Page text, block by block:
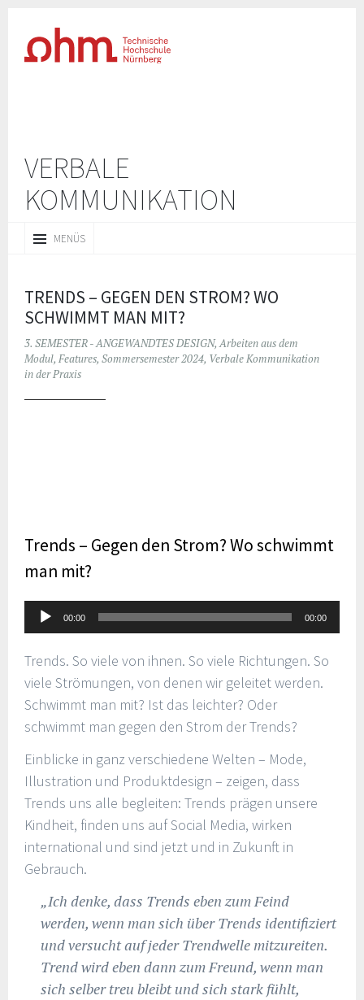
VERBALE
KOMMUNIKATION
MENÜS
INHALT
TRENDS – GEGEN DEN STROM? WO
SCHWIMMT MAN MIT?
3. SEMESTER - ANGEWANDTES DESIGN, Arbeiten aus dem
Modul, Features, Sommersemester 2024, Verbale Kommunikation
in der Praxis
Trends – Gegen den Strom? Wo schwimmt
man mit?
Audio-
Player
00:00 00:00
Trends. So viele von ihnen. So viele Richtungen. So
viele Strömungen, von denen wir geleitet werden.
Schwimmt man mit? Ist das leichter? Oder
schwimmt man gegen den Strom der Trends?
Einblicke in ganz verschiedene Welten – Mode,
Illustration und Produktdesign – zeigen, dass
Trends uns alle begleiten: Trends prägen unsere
Kindheit, finden uns auf Social Media, wirken
international und sind jetzt und in Zukunft in
Gebrauch.
„Ich denke, dass Trends eben zum Feind
werden, wenn man sich über Trends identifiziert
und versucht auf jeder Trendwelle mitzureiten.
Trend wird eben dann zum Freund, wenn man
sich selber treu bleibt und sich stark fühlt,